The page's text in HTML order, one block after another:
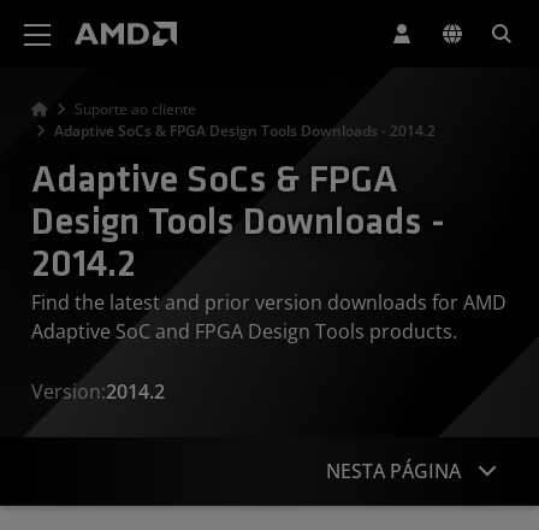
Suporte ao cliente
Adaptive SoCs & FPGA Design Tools Downloads - 2014.2
Adaptive SoCs & FPGA
Design Tools Downloads -
2014.2
Find the latest and prior version downloads for AMD
Adaptive SoC and FPGA Design Tools products.
Version:2014.2
NESTA PÁGINA